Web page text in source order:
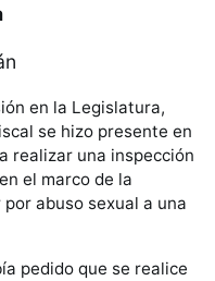
en la Legislatura,
se hizo presente en
realizar una inspección
el marco de la
abuso sexual a una
pedido que se realice